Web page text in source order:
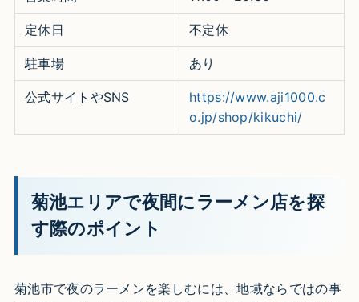
定休日 不定休
駐車場 あり
公式サイトやSNS
https://www.aji1000.c
o.jp/shop/kikuchi/
菊池エリアで夜間にラーメン店を探
す際のポイント
菊池市で夜のラーメンを楽しむには、地域ならではの事